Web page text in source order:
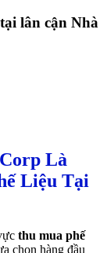
lân cận Nhà
Là
Liệu Tại
thu mua phế
chọn hàng đầu